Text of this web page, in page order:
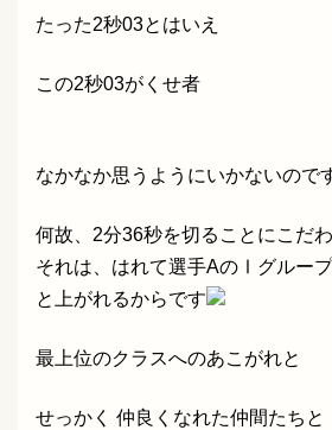
たった2秒03とはいえ
この2秒03がくせ者
なかなか思うようにいかないので
何故、2分36秒を切ることにこだわ
それは、はれて選手AのⅠグルー
と上がれるからです
最上位のクラスへのあこがれと
せっかく 仲良くなれた仲間たち